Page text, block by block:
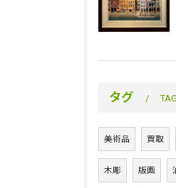
タグ
美術品 買取
木彫 版画